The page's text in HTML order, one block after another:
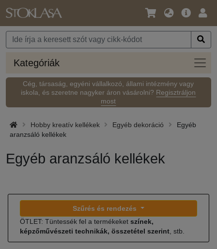
Nyelv
Pénznem
Fő
Kategóriák
Cég, társaság, egyéni vállalkozó, állami intézmény vagy
iskola, és szeretne nagyker áron vásárolni? Regisztráljon
most
Hobby kreatív kellékek Egyéb dekoráció
Egyéb
aranzsáló kellékek
Egyéb aranzsáló kellékek
Szűrés és rendezés
ÖTLET: Tüntessék fel a termékeket színek,
képzőművészeti technikák, összetétel szerint , stb.